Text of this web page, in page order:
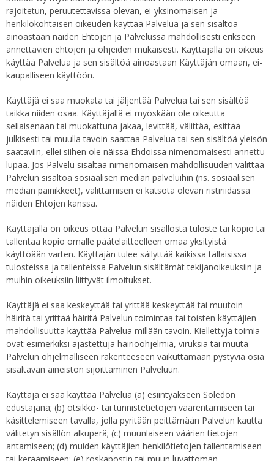
rajoitetun, peruutettavissa olevan, ei-yksinomaisen ja
henkilökohtaisen oikeuden käyttää Palvelua ja sen sisältöä
ainoastaan näiden Ehtojen ja Palvelussa mahdollisesti erikseen
annettavien ehtojen ja ohjeiden mukaisesti. Käyttäjällä on oikeus
käyttää Palvelua ja sen sisältöä ainoastaan Käyttäjän omaan, ei-
kaupalliseen käyttöön.
Käyttäjä ei saa muokata tai jäljentää Palvelua tai sen sisältöä
taikka niiden osaa. Käyttäjällä ei myöskään ole oikeutta
sellaisenaan tai muokattuna jakaa, levittää, välittää, esittää
julkisesti tai muulla tavoin saattaa Palvelua tai sen sisältöä yleisön
saataviin, ellei siihen ole näissä Ehdoissa nimenomaisesti annettu
lupaa. Jos Palvelu sisältää nimenomaisen mahdollisuuden välittää
Palvelun sisältöä sosiaalisen median palveluihin (ns. sosiaalisen
median painikkeet), välittämisen ei katsota olevan ristiriidassa
näiden Ehtojen kanssa.
Käyttäjällä on oikeus ottaa Palvelun sisällöstä tuloste tai kopio tai
tallentaa kopio omalle päätelaitteelleen omaa yksityistä
käyttöään varten. Käyttäjän tulee säilyttää kaikissa tällaisissa
tulosteissa ja tallenteissa Palvelun sisältämät tekijänoikeuksiin ja
muihin oikeuksiin liittyvät ilmoitukset.
Käyttäjä ei saa keskeyttää tai yrittää keskeyttää tai muutoin
häiritä tai yrittää häiritä Palvelun toimintaa tai toisten käyttäjien
mahdollisuutta käyttää Palvelua millään tavoin. Kiellettyjä toimia
ovat esimerkiksi ajastettuja häiriöohjelmia, viruksia tai muuta
Palvelun ohjelmalliseen rakenteeseen vaikuttamaan pystyviä osia
sisältävän aineiston sijoittaminen Palveluun.
Käyttäjä ei saa käyttää Palvelua (a) esiintyäkseen Soledon
edustajana; (b) otsikko- tai tunnistetietojen väärentämiseen tai
käsittelemiseen tavalla, jolla pyritään peittämään Palvelun kautta
välitetyn sisällön alkuperä; (c) muunlaiseen väärien tietojen
antamiseen; (d) muiden käyttäjien henkilötietojen tallentamiseen